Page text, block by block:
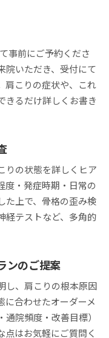
事前にご予約くださ
院いただき、受付にて
肩こりの症状や、これ
きるだけ詳しくお書き
りの状態を詳しくヒア
度・発症時期・日常の
た上で、骨格の歪み検
経テストなど、多角的
ンのご提案
し、肩こりの根本原因
に合わせたオーダーメ
院頻度・改善目標）
点はお気軽にご質問く